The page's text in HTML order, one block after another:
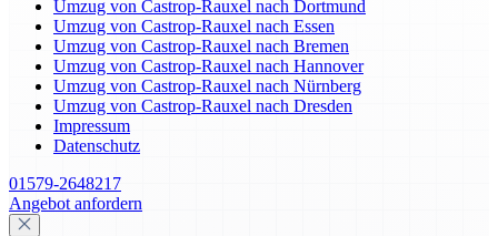
Umzug von Castrop-Rauxel nach Dortmund
Umzug von Castrop-Rauxel nach Essen
Umzug von Castrop-Rauxel nach Bremen
Umzug von Castrop-Rauxel nach Hannover
Umzug von Castrop-Rauxel nach Nürnberg
Umzug von Castrop-Rauxel nach Dresden
Impressum
Datenschutz
01579-2648217
Angebot anfordern